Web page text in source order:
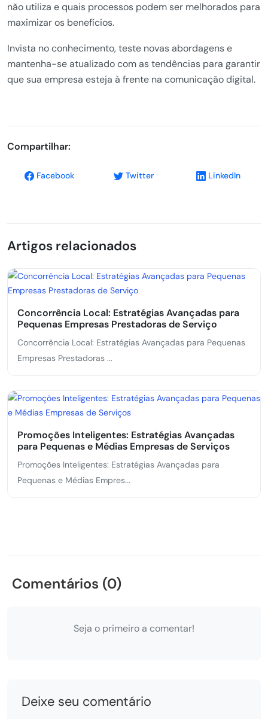
não utiliza e quais processos podem ser melhorados para
maximizar os benefícios.
Invista no conhecimento, teste novas abordagens e
mantenha-se atualizado com as tendências para garantir
que sua empresa esteja à frente na comunicação digital.
Compartilhar:
Facebook Twitter LinkedIn
Artigos relacionados
Concorrência Local: Estratégias Avançadas para
Pequenas Empresas Prestadoras de Serviço
Concorrência Local: Estratégias Avançadas para Pequenas
Empresas Prestadoras ...
Promoções Inteligentes: Estratégias Avançadas
para Pequenas e Médias Empresas de Serviços
Promoções Inteligentes: Estratégias Avançadas para
Pequenas e Médias Empres...
Comentários (0)
Seja o primeiro a comentar!
Deixe seu comentário